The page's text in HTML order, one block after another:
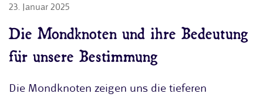
23. Januar 2025
Die Mondknoten und ihre Bedeutung
für unsere Bestimmung
Die Mondknoten zeigen uns die tieferen